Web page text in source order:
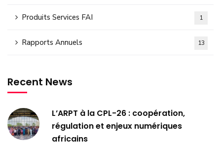
Produits Services FAI 1
Rapports Annuels 13
Recent News
L’ARPT à la CPL-26 : coopération,
régulation et enjeux numériques
africains